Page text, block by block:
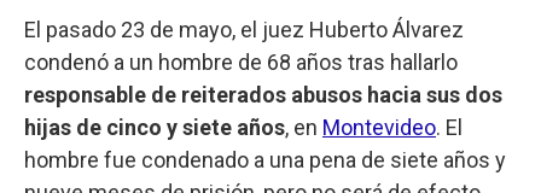
El pasado 23 de mayo, el juez Huberto Álvarez
condenó a un hombre de 68 años tras hallarlo
responsable de reiterados abusos hacia sus dos
hijas de cinco y siete años, en Montevideo. El
hombre fue condenado a una pena de siete años y